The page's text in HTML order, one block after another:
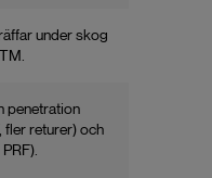
under skog
penetration
fler returer) och